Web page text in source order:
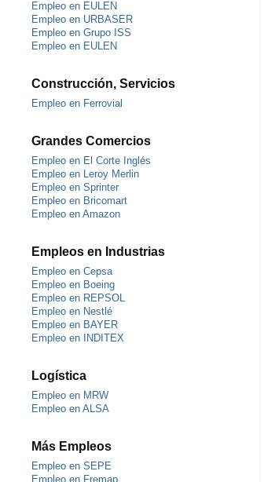
Empleo en EULEN
Empleo en URBASER
Empleo en Grupo ISS
Empleo en EULEN
Construcción, Servicios
Empleo en Ferrovial
Grandes Comercios
Empleo en El Corte Inglés
Empleo en Leroy Merlin
Empleo en Sprinter
Empleo en Bricomart
Empleo en Amazon
Empleos en Industrias
Empleo en Cepsa
Empleo en Boeing
Empleo en REPSOL
Empleo en Nestlé
Empleo en BAYER
Empleo en INDITEX
Logística
Empleo en MRW
Empleo en ALSA
Más Empleos
Empleo en SEPE